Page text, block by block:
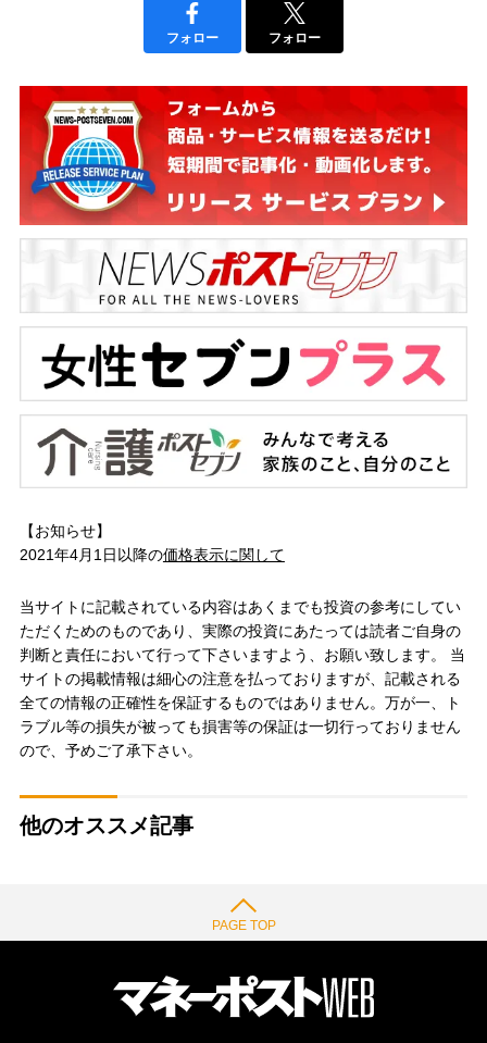
フォロー フォロー
【お知らせ】
2021年4月1日以降の価格表示に関して
当サイトに記載されている内容はあくまでも投資の参考にしてい
ただくためのものであり、実際の投資にあたっては読者ご自身の
判断と責任において行って下さいますよう、お願い致します。 当
サイトの掲載情報は細心の注意を払っておりますが、記載される
全ての情報の正確性を保証するものではありません。万が一、ト
ラブル等の損失が被っても損害等の保証は一切行っておりません
ので、予めご了承下さい。
他のオススメ記事
PAGE TOP